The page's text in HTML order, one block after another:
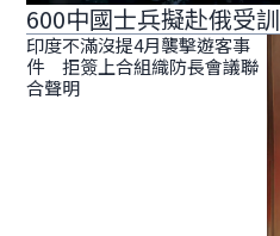
600中國士兵擬赴俄受
印度不滿沒提4月襲擊遊客事
件 拒簽上合組織防長會議聯
合聲明